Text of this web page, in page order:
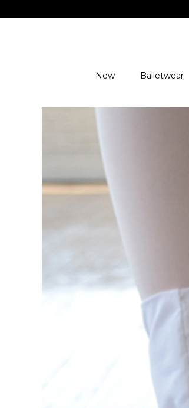
New Balletwear